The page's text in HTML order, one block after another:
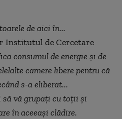
de aici în...
Institutul de Cercetare
consumul de energie și de
camere libere pentru că
s-a eliberat...
vă grupați cu toții și
în aceeași clădire.